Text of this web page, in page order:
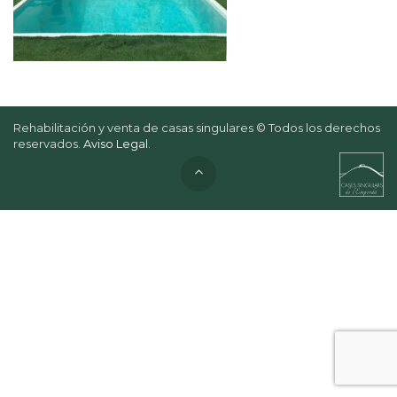
Rehabilitación y venta de casas singulares © Todos los derechos
reservados. Aviso Legal